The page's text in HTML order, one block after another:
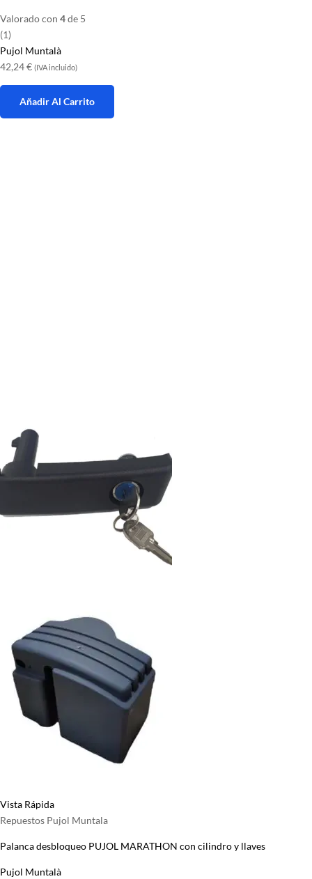
Valorado con 4de 5
(1)
Pujol Muntalà
42,24€ (IVA incluido)
Añadir Al Carrito
Vista Rápida
Repuestos Pujol Muntala
Palanca desbloqueo PUJOL MARATHON con cilindro y llaves
Pujol Muntalà